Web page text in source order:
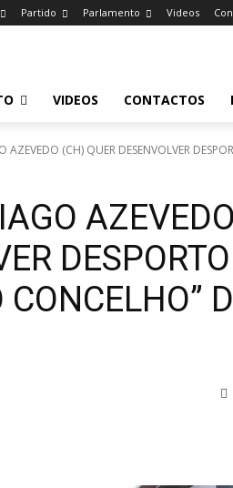
Partido Parlamento Videos
VIDEOS CONTACTOS
(CH) QUER DESENVOLVER
AZEVEDO
DESPORTO